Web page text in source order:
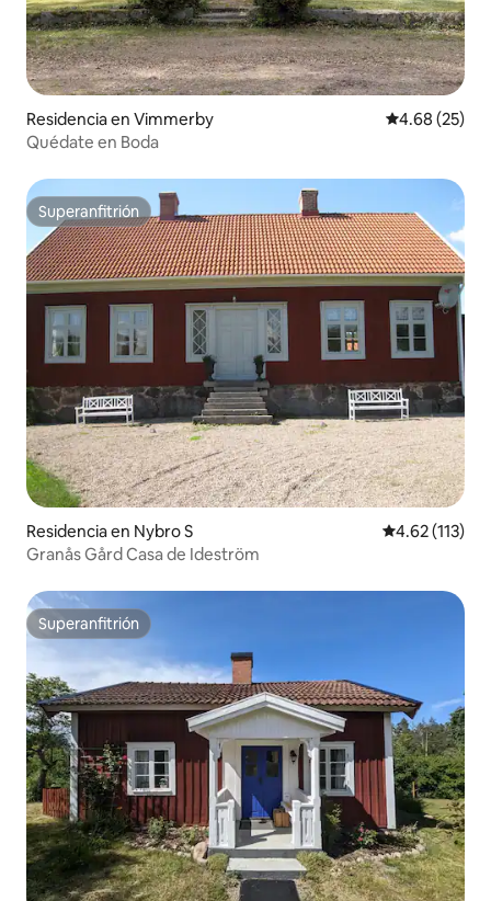
Residencia en Vimmerby Calificación
4.68 (25)
Quédate en Boda
Superanfitrión
Superanfitrión
Residencia en Nybro S Calificación
4.62 (113)
Granås Gård Casa de Ideström
Superanfitrión
Superanfitrión